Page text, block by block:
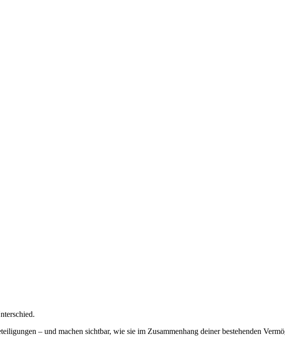
– und machen sichtbar, wie sie im Zusammenhang deiner bestehenden